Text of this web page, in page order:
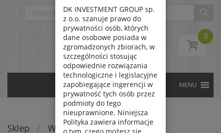
0
Sklep / Wyprzedaże
DK INVESTMENT GROUP sp.
z o.o. szanuje prawo do
prywatności osób, których
dane osobowe posiada w
zgromadzonych zbiorach, w
szczególności stosując
odpowiednie rozwiązania
technologiczne i legislacyjne
zapobiegające ingerencji w
prywatność tych osób przez
podmioty do tego
nieuprawnione. Niniejsza
Polityka zawiera informacje